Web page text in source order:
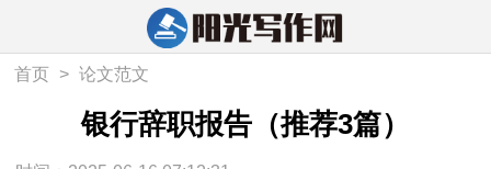
首页 > 论文范文
银行辞职报告（推荐3篇）